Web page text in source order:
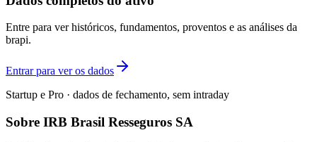
Entre para ver históricos, fundamentos, proventos e as análises da
brapi.
Entrar para ver os dados
Startup e Pro · dados de fechamento, sem intraday
Sobre IRB Brasil Resseguros SA